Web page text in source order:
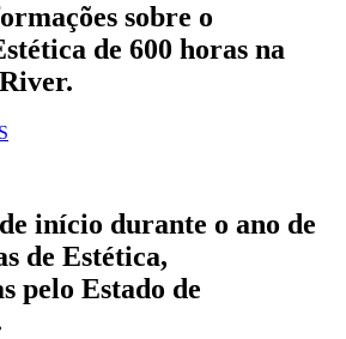
sobre o
de 600 horas na
início durante o ano de
de Estética,
pelo Estado de